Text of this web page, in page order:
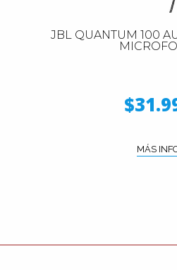
JBL QUANTUM 100
MÁS